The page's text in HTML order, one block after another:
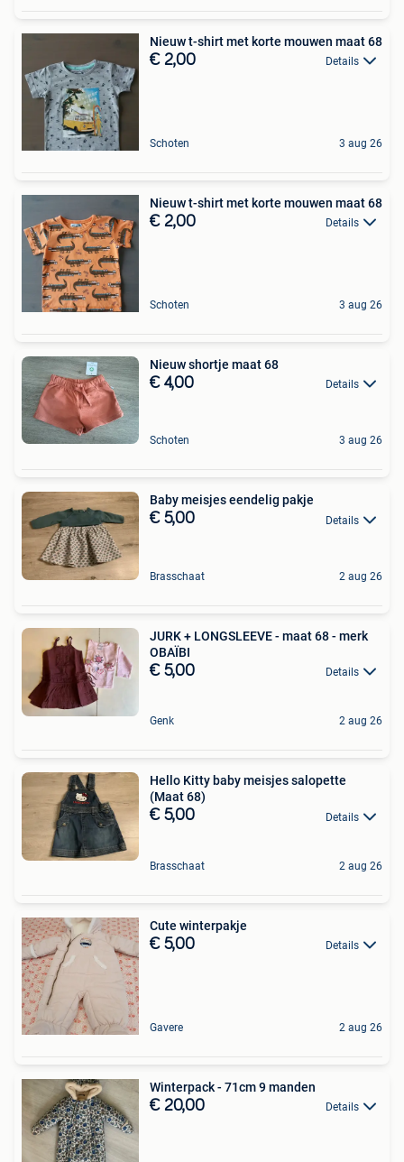
Nieuw t-shirt met korte mouwen maat 68
€ 2,00 Details
Schoten 3 aug 26
Nieuw t-shirt met korte mouwen maat 68
€ 2,00 Details
Schoten 3 aug 26
Nieuw shortje maat 68
€ 4,00 Details
Schoten 3 aug 26
Baby meisjes eendelig pakje
€ 5,00 Details
Brasschaat 2 aug 26
JURK + LONGSLEEVE - maat 68 - merk
OBAÏBI
€ 5,00 Details
Genk 2 aug 26
Hello Kitty baby meisjes salopette
(Maat 68)
€ 5,00 Details
Brasschaat 2 aug 26
Cute winterpakje
€ 5,00 Details
Gavere 2 aug 26
Winterpack - 71cm 9 manden
€ 20,00 Details